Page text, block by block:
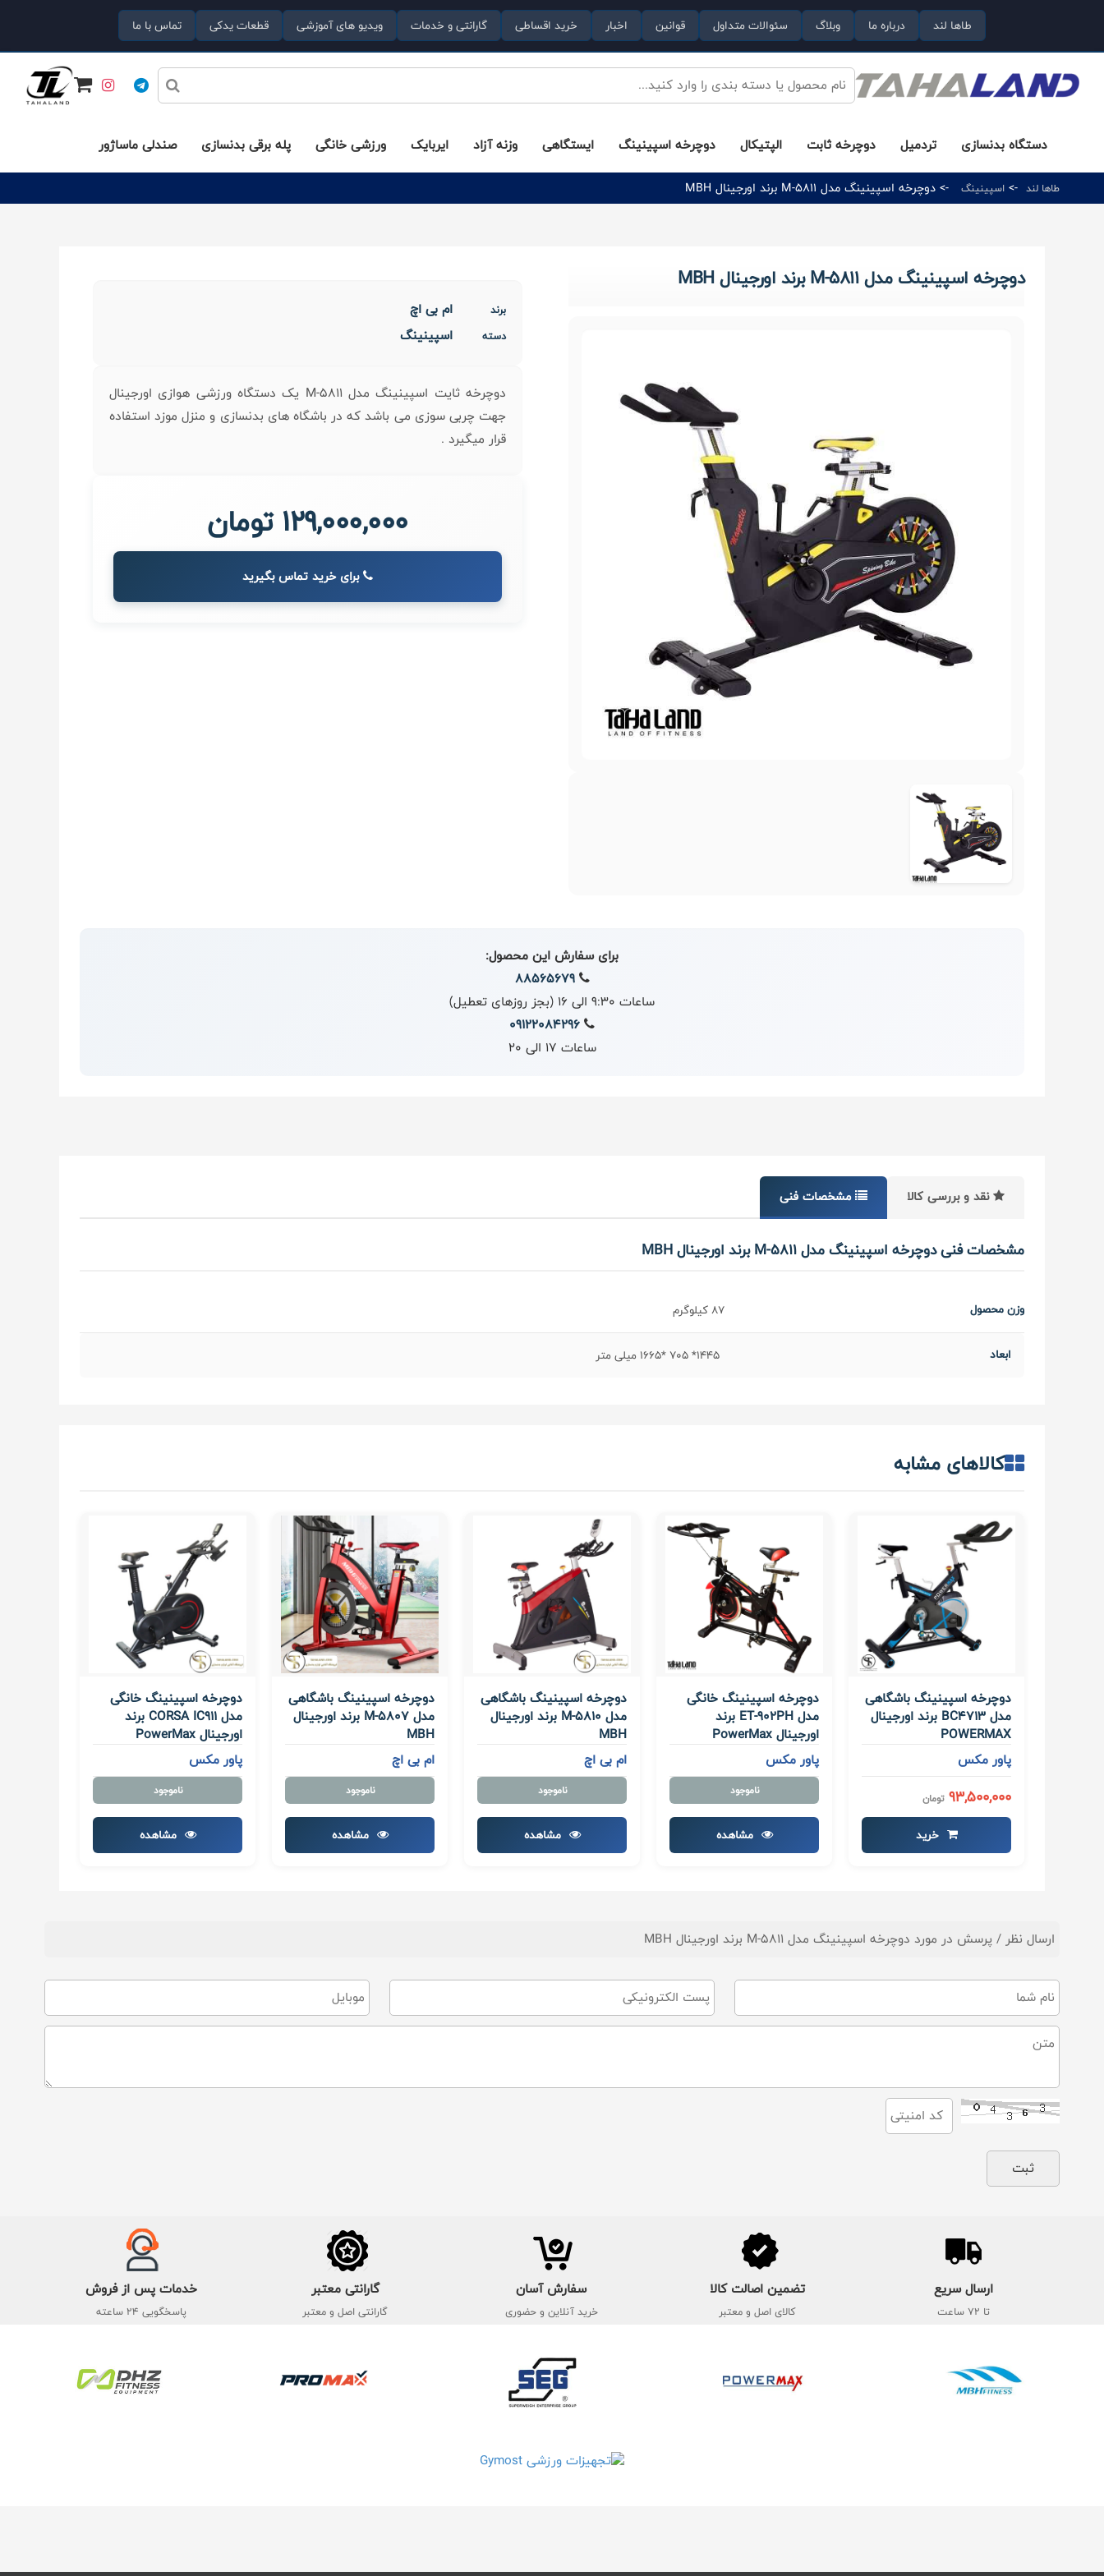
طاها لند درباره ما وبلاگ سئوالات متداول قوانین اخبار خرید اقساطی گارانتی و خدمات ویدیو های آموزشی قطعات یدکی تماس با ما
دستگاه بدنسازی تردمیل دوچرخه ثابت الپتیکال دوچرخه اسپینینگ ایستگاهی وزنه آزاد ایربایک ورزشی خانگی پله برقی بدنسازی صندلی ماساژور
طاها لند -> اسپینینگ -> دوچرخه اسپینینگ مدل M-5811 برند اورجینال MBH
دوچرخه اسپینینگ مدل M-5811 برند اورجینال MBH
برند ام بی اچ
دسته اسپینینگ
دوچرخه ثایت اسپینینگ مدل M-5811 یک دستگاه ورزشی هوازی اورجینال
جهت چربی سوزی می باشد که در باشگاه های بدنسازی و منزل موزد استفاده
قرار میگیرد .
129,000,000 تومان
برای خرید تماس بگیرید
برای سفارش این محصول:
88565679
ساعات 9:30 الی 16 (بجز روزهای تعطیل)
09122084296
ساعات 17 الی 20
نقد و بررسی کالا مشخصات فنی
مشخصات فنی دوچرخه اسپینینگ مدل M-5811 برند اورجینال MBH
وزن محصول 87 کیلوگرم
ابعاد 1445* 705 *1665 میلی متر
کالاهای مشابه
دوچرخه اسپینینگ باشگاهی
مدل BC4713 برند اورجینال
POWERMAX
پاور مکس
93,500,000 تومان
خرید
دوچرخه اسپینینگ خانگی
مدل ET-902PH برند
اورجینال PowerMax
پاور مکس
ناموجود
مشاهده
دوچرخه اسپینینگ باشگاهی
مدل M-5810 برند اورجینال
MBH
ام بی اچ
ناموجود
مشاهده
دوچرخه اسپینینگ باشگاهی
مدل M-5807 برند اورجینال
MBH
ام بی اچ
ناموجود
مشاهده
دوچرخه اسپینینگ خانگی
مدل CORSA IC911 برند
اورجینال PowerMax
پاور مکس
ناموجود
مشاهده
ارسال نظر / پرسش در مورد دوچرخه اسپینینگ مدل M-5811 برند اورجینال MBH
ارسال سریع
تا 72 ساعت
تضمین اصالت کالا
کالای اصل و معتبر
سفارش آسان
خرید آنلاین و حضوری
گارانتی معتبر
گارانتی اصل و معتبر
خدمات پس از فروش
پاسخگویی 24 ساعته